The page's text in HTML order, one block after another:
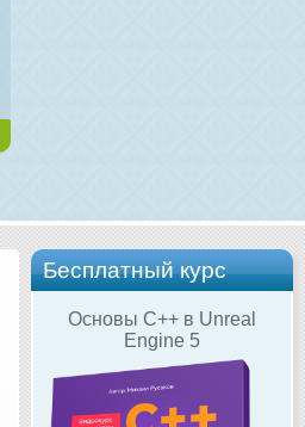
Бесплатный курс
Основы C++ в Unreal
Engine 5